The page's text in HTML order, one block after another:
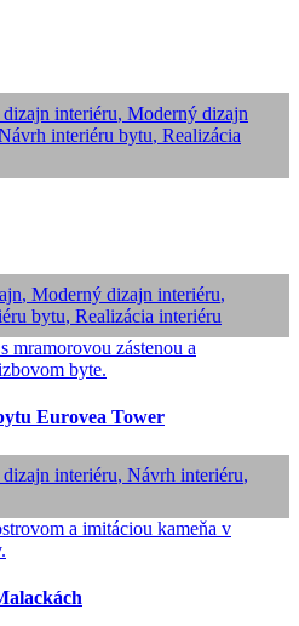
interiéru, Moderný dizajn
interiéru bytu, Realizácia
, Moderný dizajn interiéru,
bytu, Realizácia interiéru
Eurovea Tower
interiéru, Návrh interiéru,